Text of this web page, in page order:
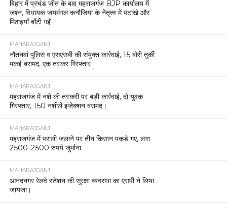
बिहार में प्रचंड जीत के बाद महराजगंज BJP कार्यालय में
जश्न, विधायक जयमंगल कनौजिया के नेतृत्व में पटाखे और
मिठाइयाँ बाँटी गईं
MAHARAJGANJ
नौतनवां पुलिस व एसएसबी की संयुक्त कार्रवाई, 15 बोरी तुर्की
मकई बरामद, एक तस्कर गिरफ्तार
MAHARAJGANJ
महराजगंज में नशे की तस्करी पर बड़ी कार्रवाई, दो युवक
गिरफ्तार, 150 नशीले इंजेक्शन बरामद।
MAHARAJGANJ
महराजगंज में पराली जलाने पर तीन किसान पकड़े गए, लगा
2500-2500 रुपये जुर्माना
MAHARAJGANJ
आनंदनगर रेलवे स्टेशन की सुरक्षा व्यवस्था का एसपी ने लिया
जायजा।